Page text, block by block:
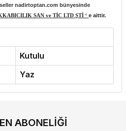
nadirtoptan.com bünyesinde
SAN ve TİC LTD ŞTİ ‘ e aittir.
Kutulu
Yaz
ABONELIĞI